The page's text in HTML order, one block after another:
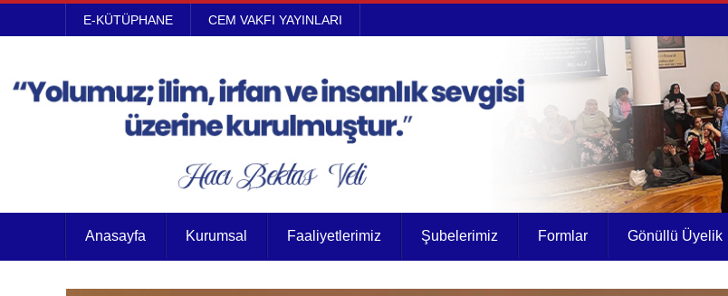
E-KÜTÜPHANE CEM VAKFI YAYINLARI
Anasayfa Kurumsal Faaliyetlerimiz Şubelerimiz Formlar Gönüllü Üyelik